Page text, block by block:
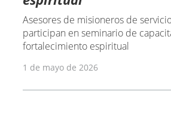
Asesores de misioneros de
participan en seminario de
fortalecimiento espiritual
1 de mayo de 2026